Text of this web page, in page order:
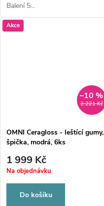
Balení 5...
Akce
2 221 Kč
–10 %
OMNI Ceragloss - leštící gumy,
špička, modrá, 6ks
1 999 Kč
Na objednávku
Do košíku